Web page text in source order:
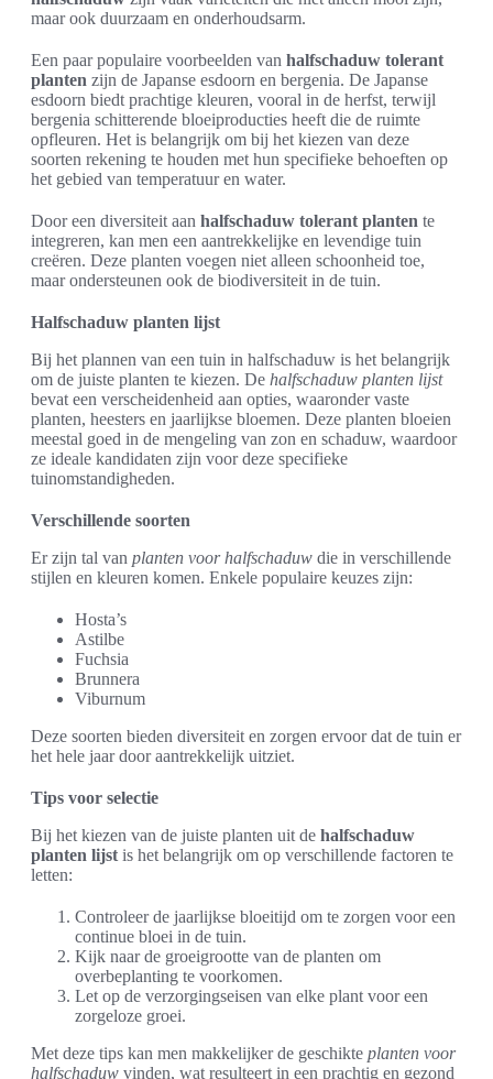
maar ook duurzaam en onderhoudsarm.
Een paar populaire voorbeelden van halfschaduw tolerant
planten zijn de Japanse esdoorn en bergenia. De Japanse
esdoorn biedt prachtige kleuren, vooral in de herfst, terwijl
bergenia schitterende bloeiproducties heeft die de ruimte
opfleuren. Het is belangrijk om bij het kiezen van deze
soorten rekening te houden met hun specifieke behoeften op
het gebied van temperatuur en water.
Door een diversiteit aan halfschaduw tolerant planten te
integreren, kan men een aantrekkelijke en levendige tuin
creëren. Deze planten voegen niet alleen schoonheid toe,
maar ondersteunen ook de biodiversiteit in de tuin.
Halfschaduw planten lijst
Bij het plannen van een tuin in halfschaduw is het belangrijk
om de juiste planten te kiezen. De halfschaduw planten lijst
bevat een verscheidenheid aan opties, waaronder vaste
planten, heesters en jaarlijkse bloemen. Deze planten bloeien
meestal goed in de mengeling van zon en schaduw, waardoor
ze ideale kandidaten zijn voor deze specifieke
tuinomstandigheden.
Verschillende soorten
Er zijn tal van planten voor halfschaduw die in verschillende
stijlen en kleuren komen. Enkele populaire keuzes zijn:
Hosta’s
Astilbe
Fuchsia
Brunnera
Viburnum
Deze soorten bieden diversiteit en zorgen ervoor dat de tuin er
het hele jaar door aantrekkelijk uitziet.
Tips voor selectie
Bij het kiezen van de juiste planten uit de halfschaduw
planten lijst is het belangrijk om op verschillende factoren te
letten:
Controleer de jaarlijkse bloeitijd om te zorgen voor een
continue bloei in de tuin.
Kijk naar de groeigrootte van de planten om
overbeplanting te voorkomen.
Let op de verzorgingseisen van elke plant voor een
zorgeloze groei.
Met deze tips kan men makkelijker de geschikte planten voor
halfschaduw vinden, wat resulteert in een prachtig en gezond